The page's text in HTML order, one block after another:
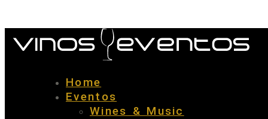
Home
Eventos
Wines & Music